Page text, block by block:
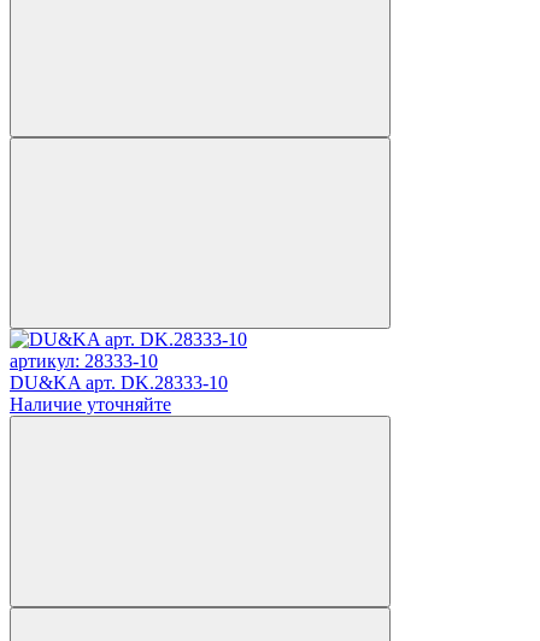
артикул: 28333-10
DU&KA арт. DK.28333-10
Наличие уточняйте